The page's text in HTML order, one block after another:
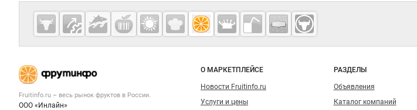
Дополнительная информация
Cсылки на полезные проекты
Fruitinfo.ru
— рынок
фруктов
Важные разделы и контакты
Fruitinfo.ru – весь рынок фруктов в России.
ООО «Инлайн»
Навигация по сайту
О МАРКЕТПЛЕЙСЕ
Новости Fruitinfo.ru
Услуги и цены
РАЗДЕЛЫ
Объявления
Каталог компаний